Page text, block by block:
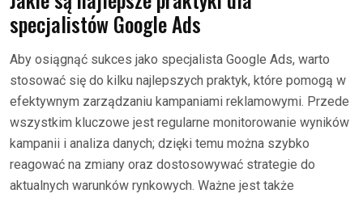
specjalistów Google Ads
Aby osiągnąć sukces jako specjalista Google Ads, warto
stosować się do kilku najlepszych praktyk, które pomogą w
efektywnym zarządzaniu kampaniami reklamowymi. Przede
wszystkim kluczowe jest regularne monitorowanie wyników
kampanii i analiza danych; dzięki temu można szybko
reagować na zmiany oraz dostosowywać strategie do
aktualnych warunków rynkowych. Ważne jest także